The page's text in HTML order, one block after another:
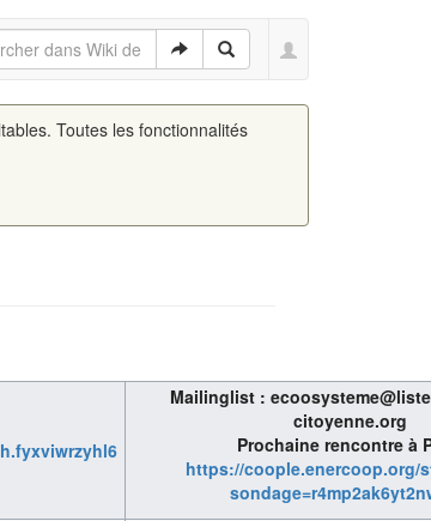
Toutes les fonctionnalités
Mailinglist :
citoyenne.org
Prochaine rencontre à
https://coople.enercoop.org/